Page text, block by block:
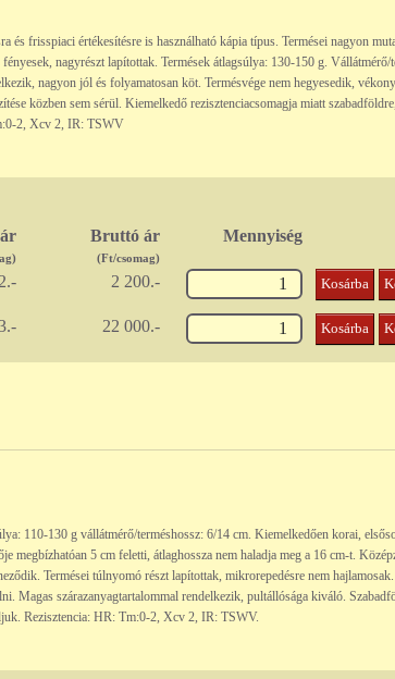
és frisspiaci értékesítésre is használható kápia típus. Termései nagyon
nagyrészt lapítottak. Termések átlagsúlya: 130-150 g.
nagyon jól és folyamatosan köt. Termésvége nem hegyesedik,
közben sem sérül. Kiemelkedő rezisztenciacsomagja miatt
2, Xcv 2, IR: TSWV
Bruttó ár
(Ft/csomag)
Mennyiség
2 200.- Kosárba
22 000.- Kosárba
110-130 g vállátmérő/terméshossz: 6/14 cm. Kiemelkedően korai,
megbízhatóan 5 cm feletti, átlaghossza nem haladja meg a 16 cm-t.
Termései túlnyomó részt lapítottak, mikrorepedésre nem
Magas szárazanyagtartalommal rendelkezik, pultállósága kiváló.
Rezisztencia: HR: Tm:0-2, Xcv 2, IR: TSWV.